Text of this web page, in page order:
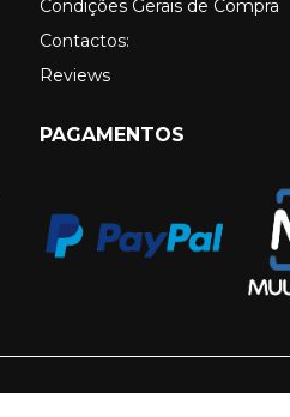
Condições Gerais de Compra
Contactos:
Reviews
PAGAMENTOS